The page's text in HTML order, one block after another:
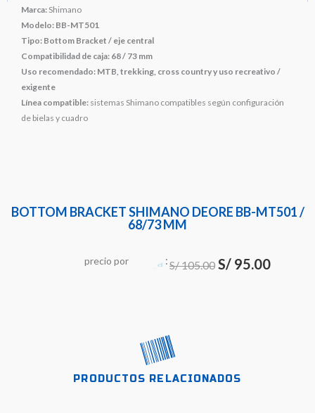
Marca: Shimano
Modelo: BB-MT501
Tipo: Bottom Bracket / eje central
Compatibilidad de caja: 68 / 73 mm
Uso recomendado: MTB, trekking, cross country y uso recreativo /
exigente
Línea compatible: sistemas Shimano compatibles según configuración
de bielas y cuadro
BOTTOM BRACKET SHIMANO DEORE BB-MT501 /
68/73 MM
precio por :S/105.00 El
S/ 95.00El
PRODUCTOS RELACIONADOS